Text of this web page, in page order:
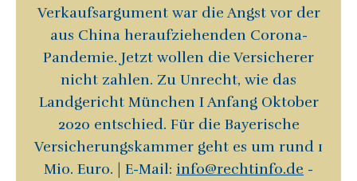
Verkaufsargument war die Angst vor der
aus China heraufziehenden Corona-
Pandemie. Jetzt wollen die Versicherer
nicht zahlen. Zu Unrecht, wie das
Landgericht München I Anfang Oktober
2020 entschied. Für die Bayerische
Versicherungskammer geht es um rund 1
Mio. Euro. | E-Mail: info@rechtinfo.de -